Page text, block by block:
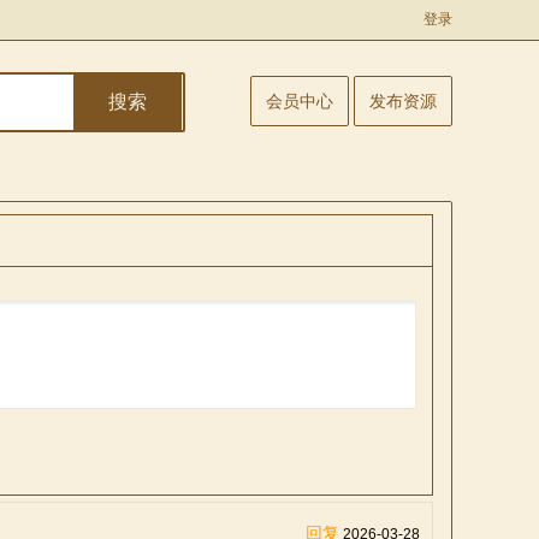
登录
搜索 会员中心 发布资源
回复 2026-03-28